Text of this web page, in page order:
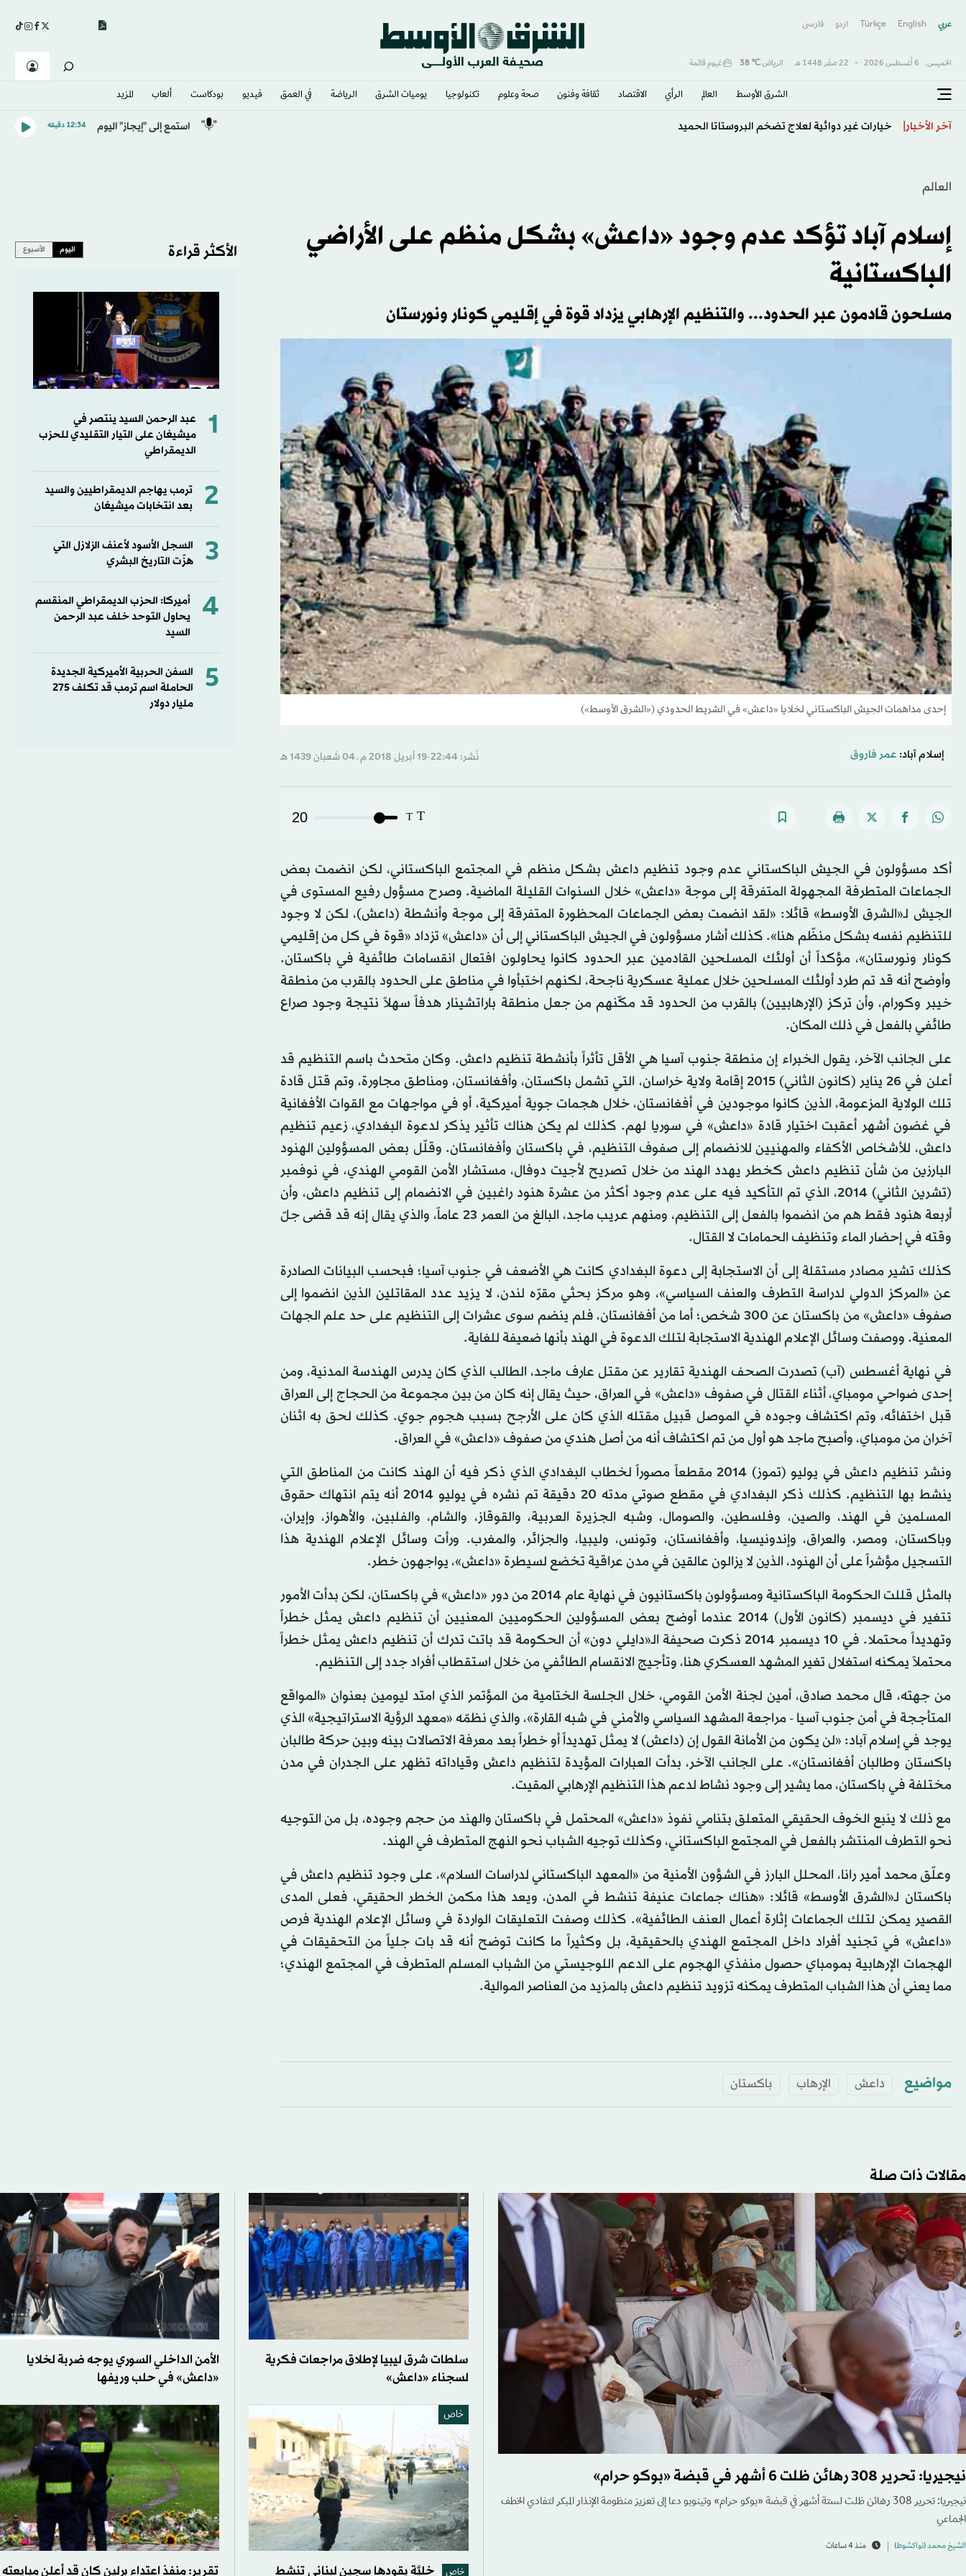
عربي English
Türkçe اردو فارسى
الخميس, 6 أغسطس 2026 - 22 صفَر 1448 هـ الرياض℃
38 غيوم قاتمة
الشرق الأوسط​ العالم الرأي الاقتصاد ثقافة وفنون صحة وعلوم تكنولوجيا يوميات الشرق​ الرياضة في العمق فيديو بودكاست ألعاب المزيد
آخر الأخبار وكالة صحية أفريقية ومنظمة الصحة العالمية تطلبان التحقيق في احتمال تحور فيروس «إيبولا» استمع إلى "إيجاز" اليوم 12:34 دقيقه
العالم
إسلام آباد تؤكد عدم وجود «داعش» بشكل منظم على الأراضي
الباكستانية
مسلحون قادمون عبر الحدود... والتنظيم الإرهابي يزداد قوة في إقليمي كونار ونورستان
إحدى مداهمات الجيش الباكستاني لخلايا «داعش» في الشريط الحدودي («الشرق الأوسط»)
إسلام آباد: عمر فاروق نُشر: 22:44-19 أبريل 2018 م ـ 04 شَعبان 1439 هـ
T
T
20
أكد مسؤولون في الجيش الباكستاني عدم وجود تنظيم داعش بشكل منظم في المجتمع الباكستاني، لكن انضمت بعض
الجماعات المتطرفة المجهولة المتفرقة إلى موجة «داعش» خلال السنوات القليلة الماضية. وصرح مسؤول رفيع المستوى في
الجيش لـ«الشرق الأوسط» قائلا: «لقد انضمت بعض الجماعات المحظورة المتفرقة إلى موجة وأنشطة (داعش)، لكن لا وجود
للتنظيم نفسه بشكل منظّم هنا». كذلك أشار مسؤولون في الجيش الباكستاني إلى أن «داعش» تزداد «قوة في كل من إقليمي
كونار ونورستان»، مؤكداً أن أولئك المسلحين القادمين عبر الحدود كانوا يحاولون افتعال انقسامات طائفية في باكستان.
وأوضح أنه قد تم طرد أولئك المسلحين خلال عملية عسكرية ناجحة، لكنهم اختبأوا في مناطق على الحدود بالقرب من منطقة
خيبر وكورام، وأن تركز (الإرهابيين) بالقرب من الحدود قد مكّنهم من جعل منطقة باراتشينار هدفاً سهلاً نتيجة وجود صراع
طائفي بالفعل في ذلك المكان.
على الجانب الآخر، يقول الخبراء إن منطقة جنوب آسيا هي الأقل تأثراً بأنشطة تنظيم داعش. وكان متحدث باسم التنظيم قد
أعلن في 26 يناير (كانون الثاني) 2015 إقامة ولاية خراسان، التي تشمل باكستان، وأفغانستان، ومناطق مجاورة، وتم قتل قادة
تلك الولاية المزعومة، الذين كانوا موجودين في أفغانستان، خلال هجمات جوية أميركية، أو في مواجهات مع القوات الأفغانية
في غضون أشهر أعقبت اختيار قادة «داعش» في سوريا لهم. كذلك لم يكن هناك تأثير يذكر لدعوة البغدادي، زعيم تنظيم
داعش، للأشخاص الأكفاء والمهنيين للانضمام إلى صفوف التنظيم، في باكستان وأفغانستان. وقلّل بعض المسؤولين الهنود
البارزين من شأن تنظيم داعش كخطر يهدد الهند من خلال تصريح لأجيت دوفال، مستشار الأمن القومي الهندي، في نوفمبر
(تشرين الثاني) 2014، الذي تم التأكيد فيه على عدم وجود أكثر من عشرة هنود راغبين في الانضمام إلى تنظيم داعش، وأن
أربعة هنود فقط هم من انضموا بالفعل إلى التنظيم، ومنهم عريب ماجد، البالغ من العمر 23 عاماً، والذي يقال إنه قد قضى جلّ
وقته في إحضار الماء وتنظيف الحمامات لا القتال.
كذلك تشير مصادر مستقلة إلى أن الاستجابة إلى دعوة البغدادي كانت هي الأضعف في جنوب آسيا؛ فبحسب البيانات الصادرة
عن «المركز الدولي لدراسة التطرف والعنف السياسي»، وهو مركز بحثي مقرّه لندن، لا يزيد عدد المقاتلين الذين انضموا إلى
صفوف «داعش» من باكستان عن 300 شخص؛ أما من أفغانستان، فلم ينضم سوى عشرات إلى التنظيم على حد علم الجهات
المعنية. ووصفت وسائل الإعلام الهندية الاستجابة لتلك الدعوة في الهند بأنها ضعيفة للغاية.
في نهاية أغسطس (آب) تصدرت الصحف الهندية تقارير عن مقتل عارف ماجد، الطالب الذي كان يدرس الهندسة المدنية، ومن
إحدى ضواحي مومباي، أثناء القتال في صفوف «داعش» في العراق، حيث يقال إنه كان من بين مجموعة من الحجاج إلى العراق
قبل اختفائه، وتم اكتشاف وجوده في الموصل قبيل مقتله الذي كان على الأرجح بسبب هجوم جوي. كذلك لحق به اثنان
آخران من مومباي، وأصبح ماجد هو أول من تم اكتشاف أنه من أصل هندي من صفوف «داعش» في العراق.
ونشر تنظيم داعش في يوليو (تموز) 2014 مقطعاً مصوراً لخطاب البغدادي الذي ذكر فيه أن الهند كانت من المناطق التي
ينشط بها التنظيم. كذلك ذكر البغدادي في مقطع صوتي مدته 20 دقيقة تم نشره في يوليو 2014 أنه يتم انتهاك حقوق
المسلمين في الهند، والصين، وفلسطين، والصومال، وشبه الجزيرة العربية، والقوقاز، والشام، والفلبين، والأهواز، وإيران،
وباكستان، ومصر، والعراق، وإندونيسيا، وأفغانستان، وتونس، وليبيا، والجزائر، والمغرب. ورأت وسائل الإعلام الهندية هذا
التسجيل مؤشراً على أن الهنود، الذين لا يزالون عالقين في مدن عراقية تخضع لسيطرة «داعش»، يواجهون خطر.
بالمثل قللت الحكومة الباكستانية ومسؤولون باكستانيون في نهاية عام 2014 من دور «داعش» في باكستان، لكن بدأت الأمور
تتغير في ديسمبر (كانون الأول) 2014 عندما أوضح بعض المسؤولين الحكوميين المعنيين أن تنظيم داعش يمثل خطراً
وتهديداً محتملا. في 10 ديسمبر 2014 ذكرت صحيفة الـ«دايلي دون» أن الحكومة قد باتت تدرك أن تنظيم داعش يمثل خطراً
محتملاً يمكنه استغلال تغير المشهد العسكري هنا، وتأجيج الانقسام الطائفي من خلال استقطاب أفراد جدد إلى التنظيم.
من جهته، قال محمد صادق، أمين لجنة الأمن القومي، خلال الجلسة الختامية من المؤتمر الذي امتد ليومين بعنوان «المواقع
المتأججة في أمن جنوب آسيا - مراجعة المشهد السياسي والأمني في شبه القارة»، والذي نظمّه «معهد الرؤية الاستراتيجية» الذي
يوجد في إسلام آباد: «لن يكون من الأمانة القول إن (داعش) لا يمثل تهديداً أو خطراً بعد معرفة الاتصالات بينه وبين حركة طالبان
باكستان وطالبان أفغانستان». على الجانب الآخر، بدأت العبارات المؤيدة لتنظيم داعش وقياداته تظهر على الجدران في مدن
مختلفة في باكستان، مما يشير إلى وجود نشاط لدعم هذا التنظيم الإرهابي المقيت.
مع ذلك لا ينبع الخوف الحقيقي المتعلق بتنامي نفوذ «داعش» المحتمل في باكستان والهند من حجم وجوده، بل من التوجيه
نحو التطرف المنتشر بالفعل في المجتمع الباكستاني، وكذلك توجيه الشباب نحو النهج المتطرف في الهند.
وعلّق محمد أمير رانا، المحلل البارز في الشؤون الأمنية من «المعهد الباكستاني لدراسات السلام»، على وجود تنظيم داعش في
باكستان لـ«الشرق الأوسط» قائلا: «هناك جماعات عنيفة تنشط في المدن، ويعد هذا مكمن الخطر الحقيقي، فعلى المدى
القصير يمكن لتلك الجماعات إثارة أعمال العنف الطائفية». كذلك وصفت التعليقات الواردة في وسائل الإعلام الهندية فرص
«داعش» في تجنيد أفراد داخل المجتمع الهندي بالحقيقية، بل وكثيراً ما كانت توضح أنه قد بات جلياً من التحقيقات في
الهجمات الإرهابية بمومباي حصول منفذي الهجوم على الدعم اللوجيستي من الشباب المسلم المتطرف في المجتمع الهندي؛
مما يعني أن هذا الشباب المتطرف يمكنه تزويد تنظيم داعش بالمزيد من العناصر الموالية.
مواضيع داعش الإرهاب باكستان
الأكثر قراءة اليوم الأسبوع
1
عبد الرحمن السيد ينتصر في
ميشيغان على التيار التقليدي للحزب
الديمقراطي
2
ترمب يهاجم الديمقراطيين والسيد
بعد انتخابات ميشيغان
3
السجل الأسود لأعنف الزلازل التي
هزّت التاريخ البشري
4
أميركا: الحزب الديمقراطي المنقسم
يحاول التوحد خلف عبد الرحمن
السيد
5
السفن الحربية الأميركية الجديدة
الحاملة اسم ترمب قد تكلف 275
مليار دولار
مقالات ذات صلة
نيجيريا: تحرير 308 رهائن ظلت 6 أشهر في قبضة «بوكو حرام»
نيجيريا: تحرير 308 رهائن ظلت لستة أشهر في قبضة «بوكو حرام» وتينوبو دعا إلى تعزيز منظومة الإنذار المبكر لتفادي الخطف
الجماعي
الشيخ محمد (نواكشوط) منذ 4 ساعات
سلطات شرق ليبيا لإطلاق مراجعات فكرية
لسجناء «داعش»
الأمن الداخلي السوري يوجه ضربة لخلايا
«داعش» في حلب وريفها
خاص
خاص خليَّة يقودها سجين لبناني تنشط تقرير: منفذ اعتداء برلين كان قد أعلن مبايعته